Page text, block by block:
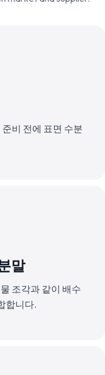
비 전에 표면 수분
말
조각과 같이 배수
합니다.